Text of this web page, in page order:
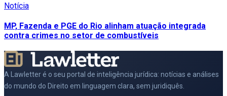
Notícia
MP, Fazenda e PGE do Rio alinham atuação integrada
contra crimes no setor de combustíveis
A Lawletter é o seu portal de inteligência jurídica: notícias e análises
do mundo do Direito em linguagem clara, sem juridiquês.